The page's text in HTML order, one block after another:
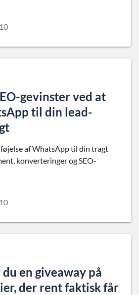
gevinster ved at
til din lead-
af WhatsApp til din tragt
konverteringer og SEO-
en giveaway på
der rent faktisk får